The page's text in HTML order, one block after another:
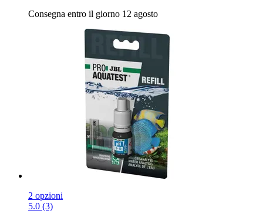
Consegna entro il giorno 12 agosto
2 opzioni
5.0 (3)